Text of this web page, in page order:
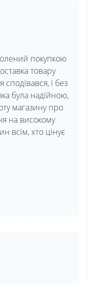
покупкою
товару
і без
була надійною,
магазину про
на високому
всім, хто цінує